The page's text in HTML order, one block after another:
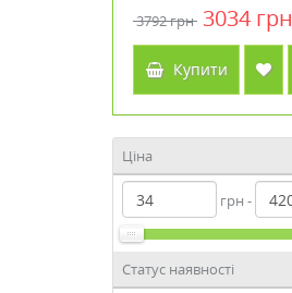
3792 грн 3034 грн
Купити
Ціна
грн -
Статус наявності